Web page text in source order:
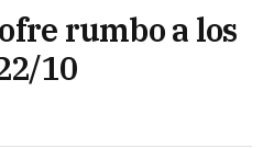
rumbo a los
10